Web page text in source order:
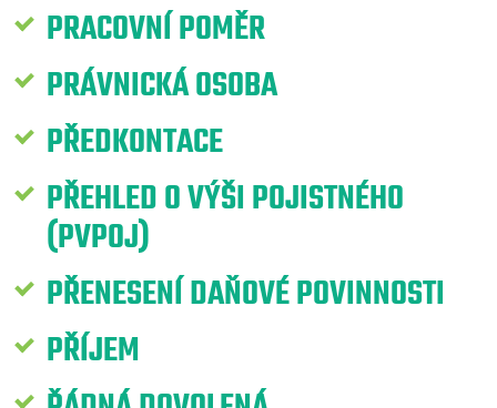
PRACOVNÍ POMĚR
PRÁVNICKÁ OSOBA
PŘEDKONTACE
PŘEHLED O VÝŠI POJISTNÉHO
(PVPOJ)
PŘENESENÍ DAŇOVÉ POVINNOSTI
PŘÍJEM